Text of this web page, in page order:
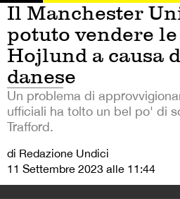
Il Manchester
potuto vendere
Hojlund a causa
danese
Un problema di
ufficiali ha tolto un bel po' di
Trafford.
di Redazione Undici
11 Settembre 2023 alle 11:44